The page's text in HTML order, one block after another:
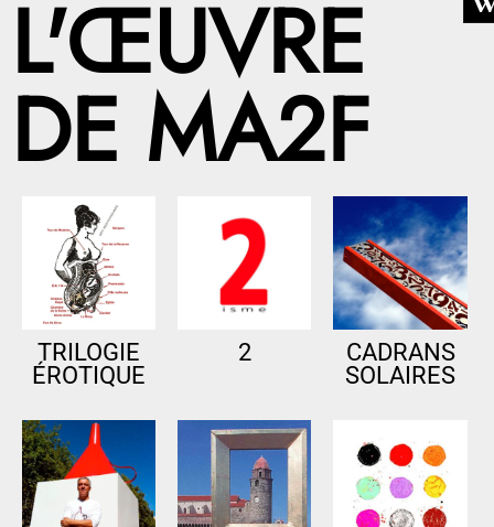
L'ŒUVRE
DE MA2F
TRILOGIE
ÉROTIQUE
2
CADRANS
SOLAIRES